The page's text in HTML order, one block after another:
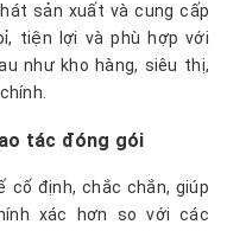
sản xuất và cung cấp
tiện lợi và phù hợp với
như kho hàng, siêu thị,
tác đóng gói
cố định, chắc chắn, giúp
xác hơn so với các